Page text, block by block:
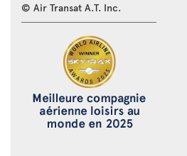
© Air Transat A.T. Inc.